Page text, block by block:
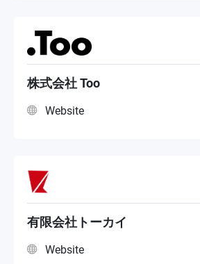
株式会社 Too
Website
有限会社トーカイ
Website